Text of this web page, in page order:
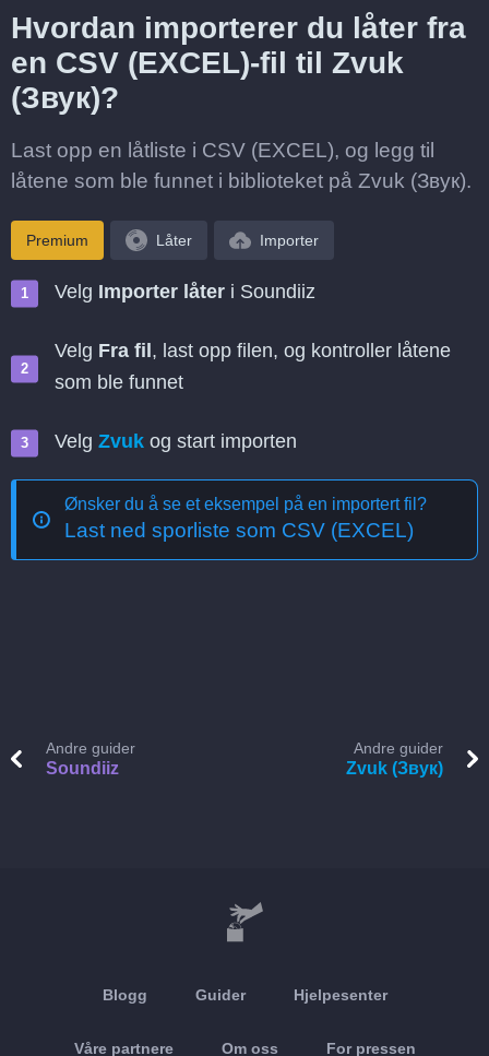
Hvordan importerer du låter fra
en CSV (EXCEL)-fil til Zvuk
(Звук)?
Last opp en låtliste i CSV (EXCEL), og legg til
låtene som ble funnet i biblioteket på Zvuk (Звук).
Premium Låter Importer
Velg Importer låter i Soundiiz
Velg Fra fil , last opp filen, og kontroller låtene
som ble funnet
Velg Zvuk og start importen
Ønsker du å se et eksempel på en importert fil?
Last ned sporliste som CSV (EXCEL)
Andre guider
Soundiiz
Andre guider
Zvuk (Звук)
Blogg Guider Hjelpesenter
Våre partnere Om oss For pressen